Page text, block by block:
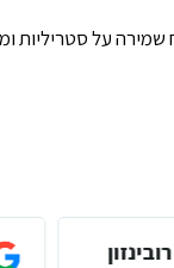
על סטריליות